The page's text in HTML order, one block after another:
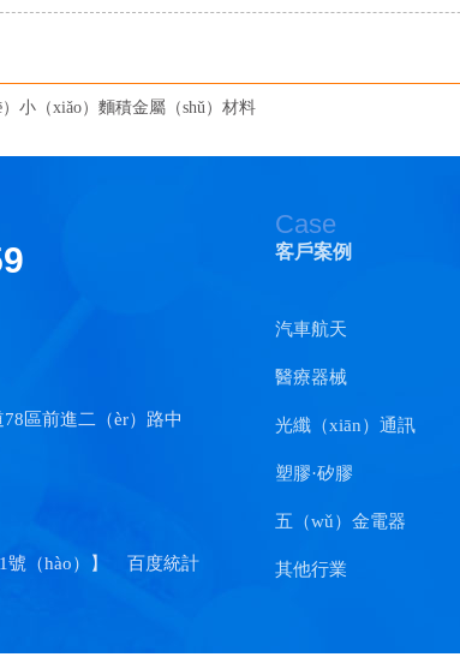
小（xiǎo）麵積金屬（shǔ）材料
區前進二（èr）路中
（hào） 】 百度統計
Case
客戶案例
汽車航天
醫療器械
光纖（xiān）通訊
塑膠·矽膠
五（wǔ）金電器
其他行業